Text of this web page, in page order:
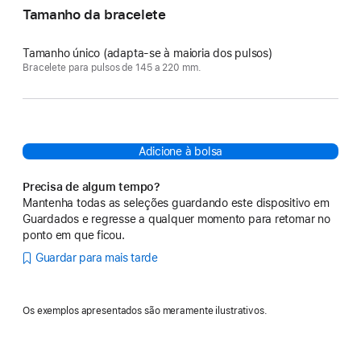
Tamanho da bracelete
Tamanho único (adapta-se à maioria dos pulsos)
Bracelete para pulsos de 145 a 220 mm.
Adicione à bolsa
Precisa de algum tempo?
Mantenha todas as seleções guardando este dispositivo em
Guardados e regresse a qualquer momento para retomar no
ponto em que ficou.
Guardar para mais tarde
Os exemplos apresentados são meramente ilustrativos.